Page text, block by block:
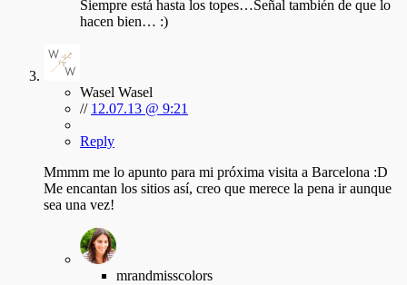
Siempre está hasta los topes…Señal también de que lo
hacen bien… :)
Wasel Wasel
// 12.07.13 @ 9:21
Reply
Mmmm me lo apunto para mi próxima visita a Barcelona :D
Me encantan los sitios así, creo que merece la pena ir aunque
sea una vez!
mrandmisscolors